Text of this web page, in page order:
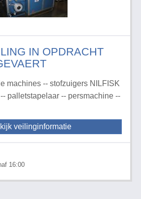
IN OPDRACHT
machines -- stofzuigers NILFISK
palletstapelaar -- persmachine --
veilinginformatie
16:00